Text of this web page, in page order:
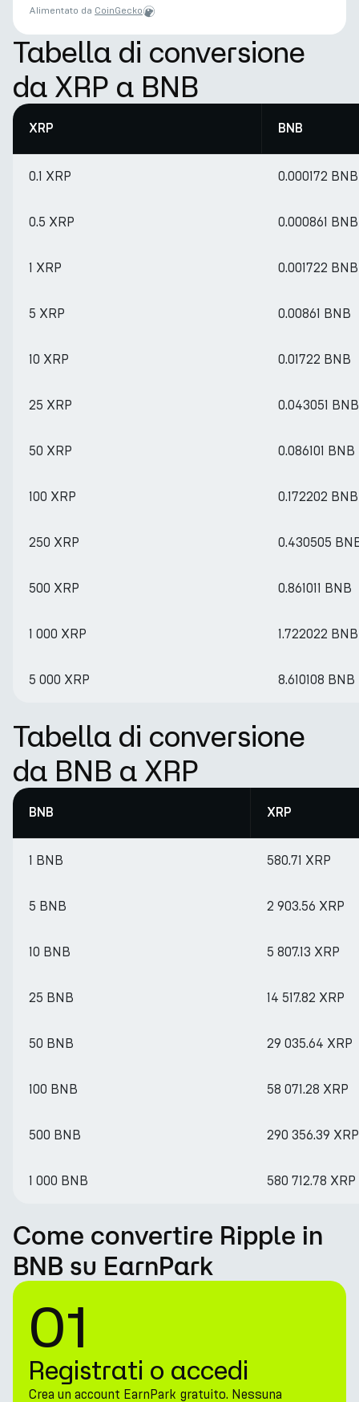
Alimentato da CoinGecko
Tabella di conversione
da XRP a BNB
XRP BNB
0.1 XRP 0.000172 BNB
0.5 XRP 0.000861 BNB
1 XRP 0.001722 BNB
5 XRP 0.00861 BNB
10 XRP 0.01722 BNB
25 XRP 0.043051 BNB
50 XRP 0.086101 BNB
100 XRP 0.172202 BNB
250 XRP 0.430505
500 XRP 0.861011 BNB
1 000 XRP 1.722022 BNB
5 000 XRP 8.610108 BNB
Tabella di conversione
da BNB a XRP
BNB XRP
1 BNB 580.71 XRP
5 BNB 2 903.56 XRP
10 BNB 5 807.13 XRP
25 BNB 14 517.82 XRP
50 BNB 29 035.64 XRP
100 BNB 58 071.28 XRP
500 BNB 290 356.39 XRP
1 000 BNB 580 712.78 XRP
Come convertire Ripple in
BNB su EarnPark
01
Registrati o accedi
Crea un account EarnPark gratuito. Nessuna